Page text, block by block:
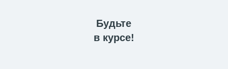
Будьте
в курсе!